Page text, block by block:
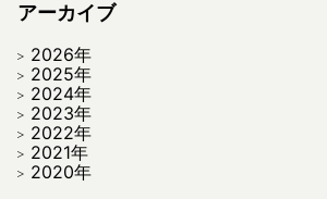
アーカイブ
2026年
2025年
2024年
2023年
2022年
2021年
2020年